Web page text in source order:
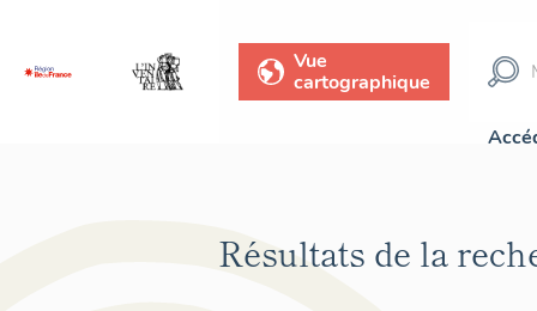
Vue
cartographique
Résultats de la